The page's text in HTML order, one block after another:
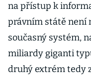
na přístup k
právním státě není
současný systém,
miliardy giganti
druhý extrém tedy